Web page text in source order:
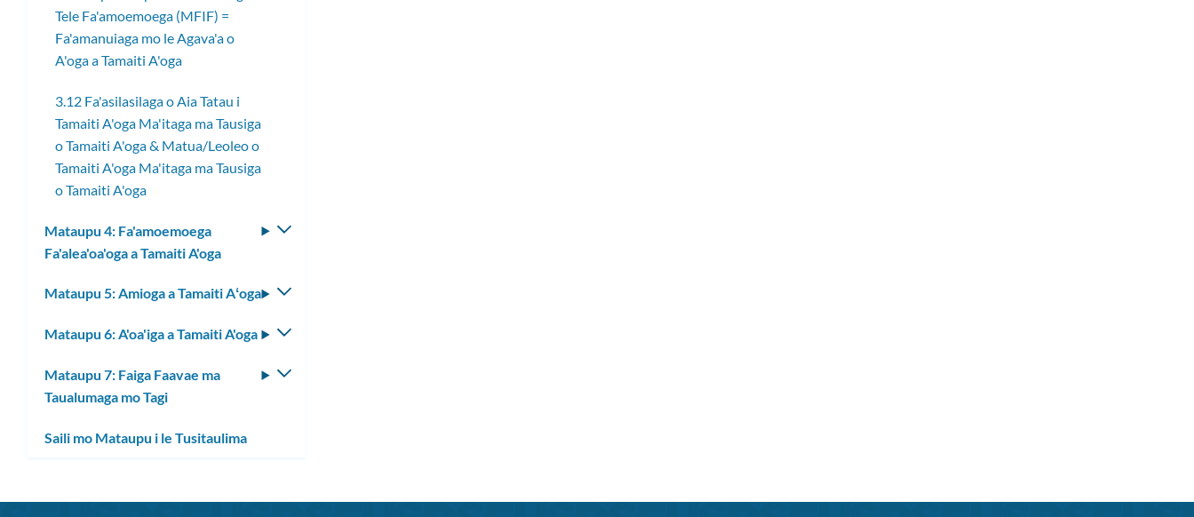
Tele Fa'amoemoega (MFIF) =
Fa'amanuiaga mo le Agava'a o
A'oga a Tamaiti A'oga
3.12 Fa'asilasilaga o Aia Tatau i
Tamaiti A'oga Ma'itaga ma Tausiga
o Tamaiti A'oga & Matua/Leoleo o
Tamaiti A'oga Ma'itaga ma Tausiga
o Tamaiti A'oga
Mataupu 4: Fa'amoemoega
Fa'alea'oa'oga a Tamaiti A'oga
Fa'asolo
Mataupu 5: Amioga a Tamaiti Aʻoga
Fa'asolo
Mataupu 6: A'oa'iga a Tamaiti A'oga
Fa'asolo
Mataupu 7: Faiga Faavae ma
Taualumaga mo Tagi
Fa'asolo
Saili mo Mataupu i le Tusitaulima